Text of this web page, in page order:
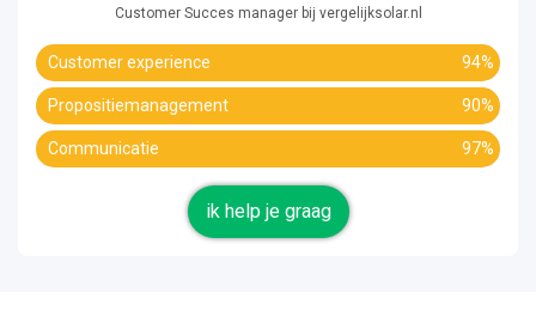
Customer Succes manager bij vergelijksolar.nl
Customer experience 94%
Propositiemanagement 90%
Communicatie 97%
ik help je graag